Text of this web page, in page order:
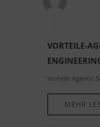
VORTEILE-
Vorteile Agentic
MEHR